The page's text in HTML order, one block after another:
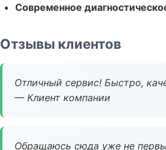
Современное
Отзывы клиентов
Отличный сервис! Быстро,
— Клиент компании
Обращаюсь сюда уже не